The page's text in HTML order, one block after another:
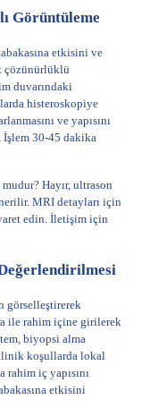
Görüntüleme
etkisini ve
çözünürlüklü
duvarındaki
histeroskopiye
ve yapısını
İşlem 30-45 dakika
Hayır, ultrason
MRI detayları için
edin. İletişim için
görselleştirerek
ile rahim içine girilerek
biyopsi alma
koşullarda lokal
iç yapısını
etkisini